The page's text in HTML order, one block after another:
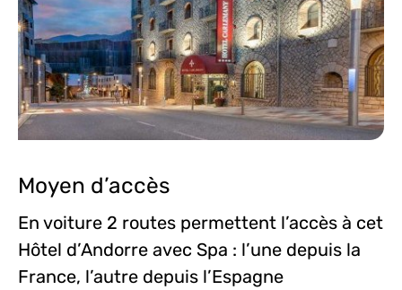
Moyen d’accès
En voiture 2 routes permettent l’accès à cet
Hôtel d’Andorre avec Spa : l’une depuis la
France, l’autre depuis l’Espagne